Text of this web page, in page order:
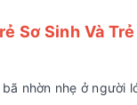
Sơ Sinh Và
nhờn nhẹ ở người